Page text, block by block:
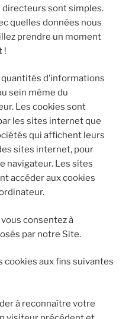
directeurs sont simples.
quelles données nous
prendre un moment
!
d’informations
sein même du
Les cookies sont
les sites internet que
qui affichent leurs
sites internet, pour
navigateur. Les sites
accéder aux cookies
consentez à
par notre Site.
aux fins suivantes
à reconnaître votre